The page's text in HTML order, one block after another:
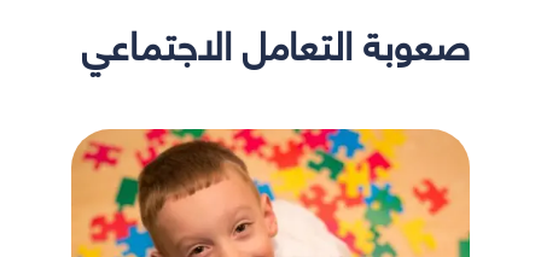
صعوبة التعامل الاجتماعي